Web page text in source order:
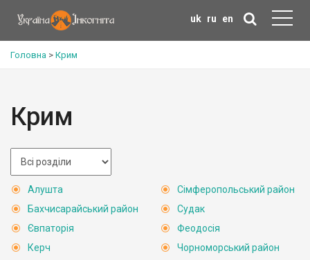
uk ru en
Головна > Крим
Крим
Алушта
Бахчисарайський район
Євпаторія
Керч
Сімферопольський район
Судак
Феодосія
Чорноморський район